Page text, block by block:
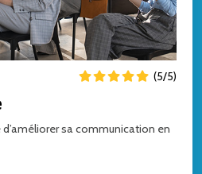
(5/5)
sa communication en